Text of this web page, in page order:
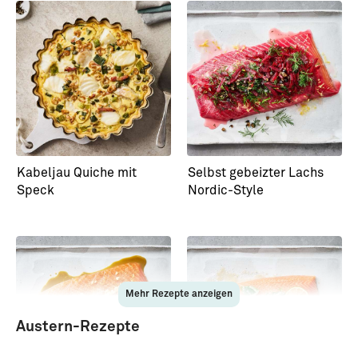
Kabeljau Quiche mit
Speck
Selbst gebeizter Lachs
Nordic-Style
Mehr Rezepte anzeigen
Austern-Rezepte